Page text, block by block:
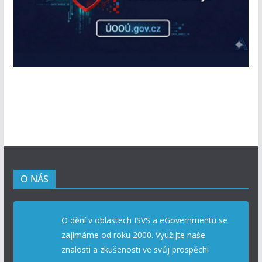
O NÁS
O dění v oblastech ISVS a eGovernmentu se
zajímáme od roku 2000. Využijte naše
znalosti a zkušenosti ve svůj prospěch!